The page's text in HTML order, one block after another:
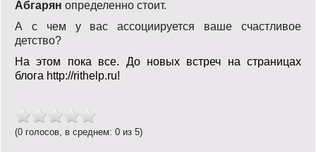
Абгарян определенно стоит.
А с чем у вас ассоциируется ваше счастливое
детство?
На этом пока все. До новых встреч на страницах
блога http://rithelp.ru!
(0 голосов, в среднем: 0 из 5)